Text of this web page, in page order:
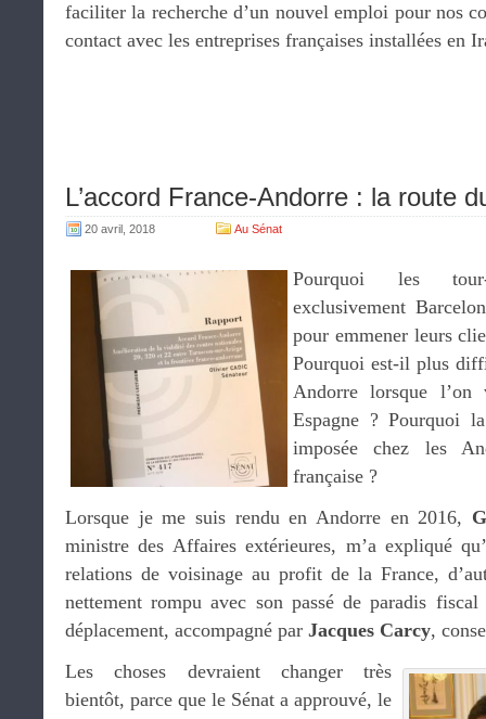
faciliter la recherche d’un nouvel emploi pour nos
contact avec les entreprises françaises installées en
L’accord France-Andorre : la route
20 avril, 2018 Au Sénat
Pourquoi les tour-
exclusivement
pour emmener leurs
Pourquoi est-il plus
Andorre lorsque
Espagne ? Pourquoi
imposée chez les
française ?
Lorsque je me suis rendu en Andorre en 2016,
ministre des Affaires extérieures, m’a expliqué
relations de voisinage au profit de la France,
nettement rompu avec son passé de paradis
déplacement, accompagné par Jacques Carcy,
Les choses devraient changer très
bientôt, parce que le Sénat a approuvé, le